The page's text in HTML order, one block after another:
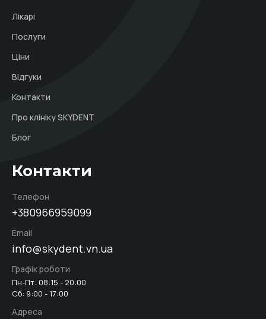
Лікарі
Послуги
Ціни
Відгуки
Контакти
Про клініку SKYDENT
Блог
Контакти
Телефон
+380966959099
Email
info@skydent.vn.ua
Графік роботи
Пн-Пт: 08:15 - 20:00
Сб: 9:00 - 17:00
Адреса